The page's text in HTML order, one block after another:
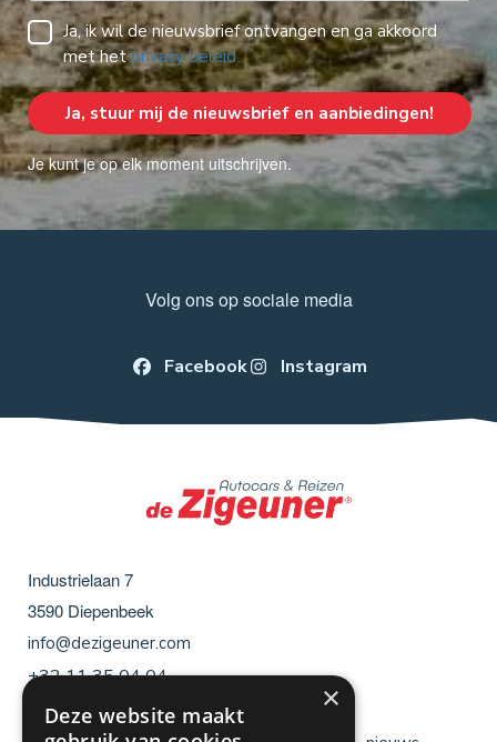
Ja, ik wil de nieuwsbrief ontvangen en ga akkoord
met hetprivacy beleid.
Je kunt je op elk moment uitschrijven.
Volg ons op sociale media
Facebook Instagram
Industrielaan 7
3590 Diepenbeek
info@dezigeuner.com
+32 11 35 04 04
×
Deze website maakt